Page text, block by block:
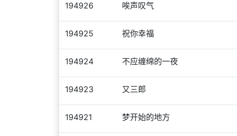
194926 唉声叹气
194925 祝你幸福
194924 不应缠绵的一夜
194923 又三郎
194921 梦开始的地方